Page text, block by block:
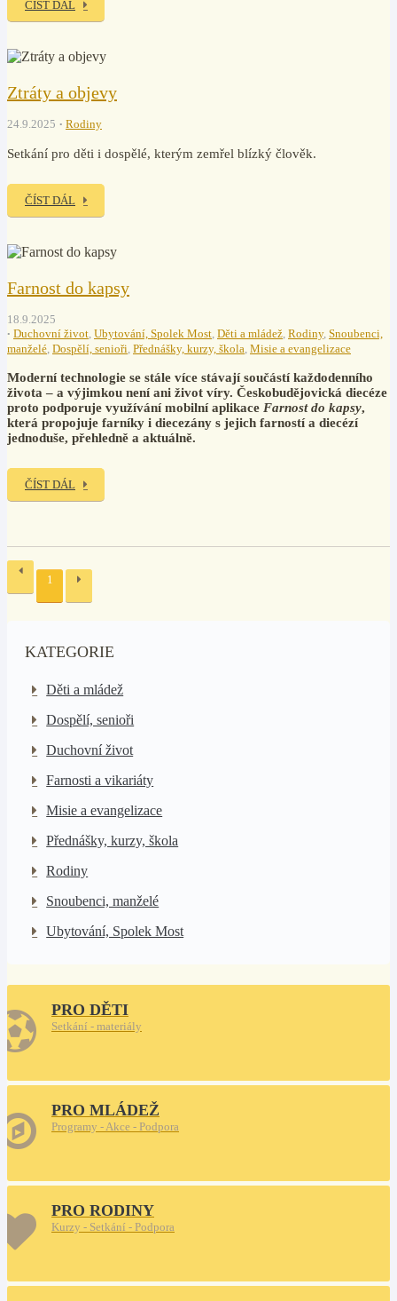
ČÍST DÁL
Ztráty a objevy
24.9.2025 Rodiny
Setkání pro děti i dospělé, kterým zemřel blízký člověk.
ČÍST DÁL
Farnost do kapsy
18.9.2025
Duchovní život, Ubytování, Spolek Most, Děti a mládež, Rodiny, Snoubenci,
manželé, Dospělí, senioři, Přednášky, kurzy, škola, Misie a evangelizace
Moderní technologie se stále více stávají součástí každodenního
života – a výjimkou není ani život víry. Českobudějovická diecéze
proto podporuje využívání mobilní aplikace Farnost do kapsy,
která propojuje farníky i diecezány s jejich farností a diecézí
jednoduše, přehledně a aktuálně.
ČÍST DÁL
1
KATEGORIE
Děti a mládež
Dospělí, senioři
Duchovní život
Farnosti a vikariáty
Misie a evangelizace
Přednášky, kurzy, škola
Rodiny
Snoubenci, manželé
Ubytování, Spolek Most
PRO DĚTI
Setkání - materiály
PRO MLÁDEŽ
Programy - Akce - Podpora
PRO RODINY
Kurzy - Setkání - Podpora